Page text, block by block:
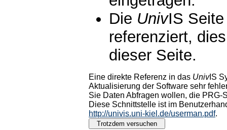
Die UnivIS
referenziert,
dieser Seite.
Eine direkte Referenz in das UnivIS
Aktualisierung der Software sehr
Sie Daten Abfragen wollen, die PRG-
Diese Schnittstelle ist im
http://univis.uni-kiel.de/userman.pdf.